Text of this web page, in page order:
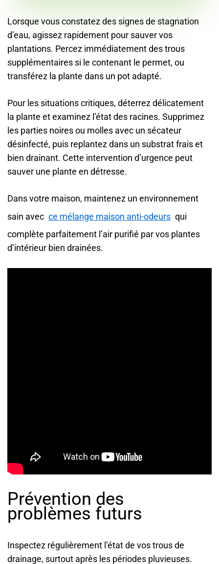
Lorsque vous constatez des signes de stagnation
d’eau, agissez rapidement pour sauver vos
plantations. Percez immédiatement des trous
supplémentaires si le contenant le permet, ou
transférez la plante dans un pot adapté.
Pour les situations critiques, déterrez délicatement
la plante et examinez l’état des racines. Supprimez
les parties noires ou molles avec un sécateur
désinfecté, puis replantez dans un substrat frais et
bien drainant. Cette intervention d’urgence peut
sauver une plante en détresse.
Dans votre maison, maintenez un environnement
sain avec ce mélange maison anti-odeurs qui
complète parfaitement l’air purifié par vos plantes
d’intérieur bien drainées.
Prévention des
problèmes futurs
Inspectez régulièrement l’état de vos trous de
drainage, surtout après les périodes pluvieuses.